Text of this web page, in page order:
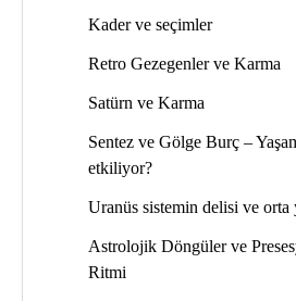
Kader ve seçimler
Retro Gezegenler ve Karma
Satürn ve Karma
Sentez ve Gölge Burç –
etkiliyor?
Uranüs sistemin delisi ve orta
Astrolojik Döngüler ve
Ritmi